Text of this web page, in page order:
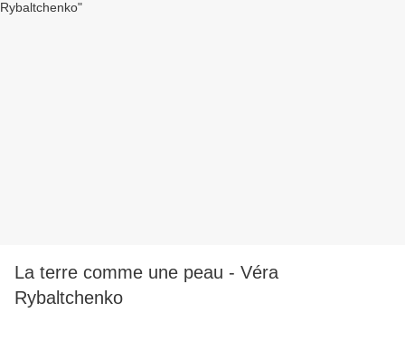
La terre comme une peau - Véra
Rybaltchenko